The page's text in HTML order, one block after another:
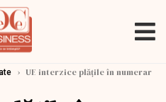
› UE interzice plățile în numerar